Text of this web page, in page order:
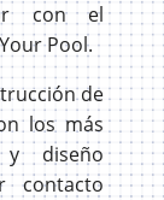
con el
Pool.
de
los más
diseño
contacto